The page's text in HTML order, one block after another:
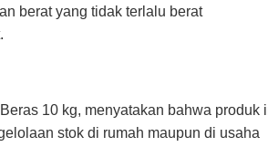
berat yang tidak terlalu berat
10 kg, menyatakan bahwa produk
stok di rumah maupun di usaha